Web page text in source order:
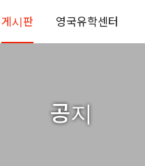
게시판 영국유학센터
공지